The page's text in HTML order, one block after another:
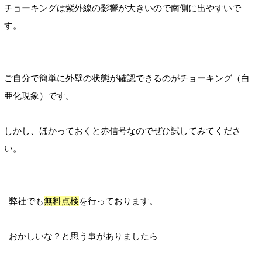
チョーキングは紫外線の影響が大きいので南側に出やすいで
す。
ご自分で簡単に外壁の状態が確認できるのがチョーキング（白
亜化現象）です。
しかし、ほかっておくと赤信号なのでぜひ試してみてくださ
い。
弊社でも無料点検を行っております。
おかしいな？と思う事がありましたら